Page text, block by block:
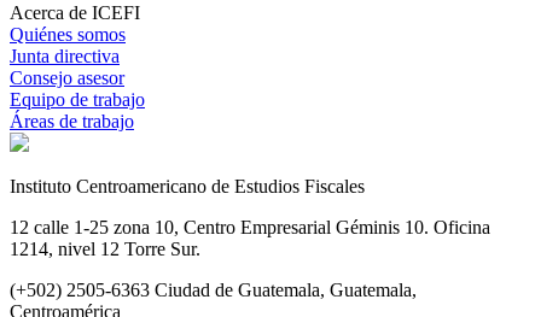
Acerca de ICEFI
Quiénes somos
Junta directiva
Consejo asesor
Equipo de trabajo
Áreas de trabajo
Instituto Centroamericano de Estudios Fiscales
12 calle 1-25 zona 10, Centro Empresarial Géminis 10. Oficina
1214, nivel 12 Torre Sur.
(+502) 2505-6363 Ciudad de Guatemala, Guatemala,
Centroamérica